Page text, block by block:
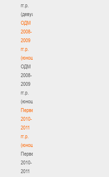
гг.р.
(девушки)
ОДМ
2008-
2009
гг.р.
(юноши)
ОДМ
2008-
2009
гг.р.
(юноши)
Первенство
2010-
2011
гг.р.
(юноши)
Первенство
2010-
2011